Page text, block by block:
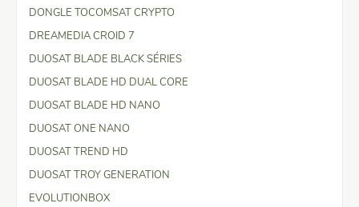
DONGLE TOCOMSAT CRYPTO
DREAMEDIA CROID 7
DUOSAT BLADE BLACK SÉRIES
DUOSAT BLADE HD DUAL CORE
DUOSAT BLADE HD NANO
DUOSAT ONE NANO
DUOSAT TREND HD
DUOSAT TROY GENERATION
EVOLUTIONBOX